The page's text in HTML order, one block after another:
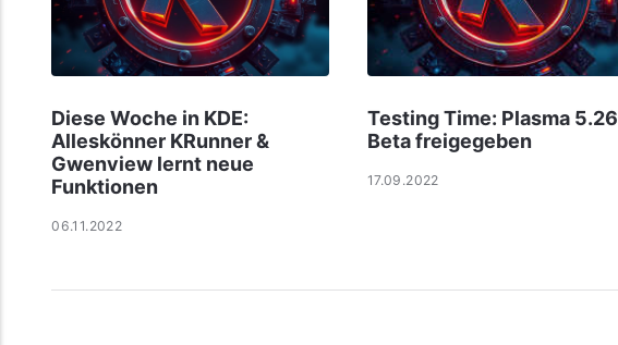
Diese Woche in KDE:
Alleskönner KRunner &
Gwenview lernt neue
Funktionen
06.11.2022
Testing Time: Plasma 5.26
Beta freigegeben
17.09.2022